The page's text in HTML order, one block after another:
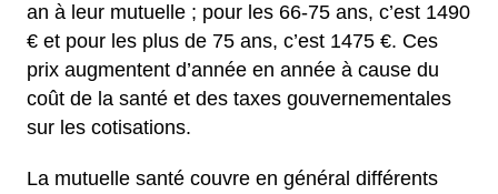
an à leur mutuelle ; pour les 66-75 ans, c’est 1490
€ et pour les plus de 75 ans, c’est 1475 €. Ces
prix augmentent d’année en année à cause du
coût de la santé et des taxes gouvernementales
sur les cotisations.
La mutuelle santé couvre en général différents